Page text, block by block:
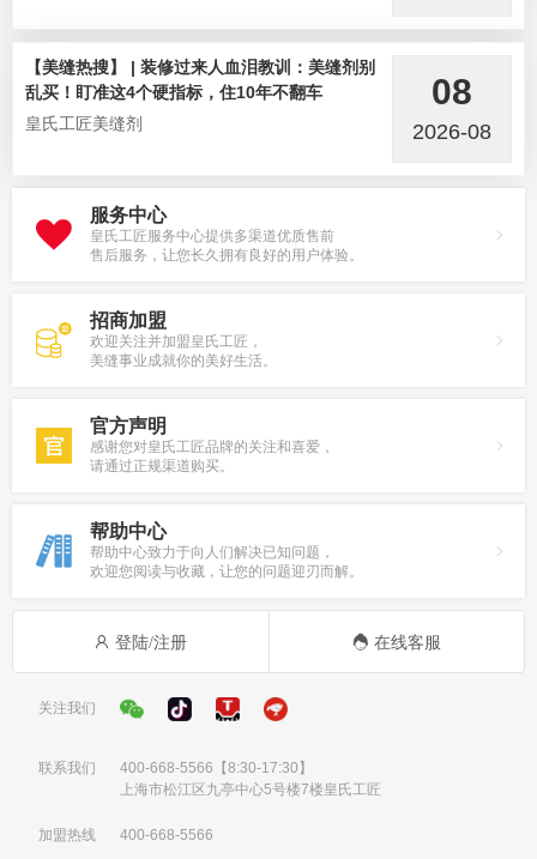
【美缝热搜】 | 装修过来人血泪教训：美缝剂别
乱买！盯准这4个硬指标，住10年不翻车
皇氏工匠美缝剂
08
2026-08
服务中心
皇氏工匠服务中心提供多渠道优质售前
售后服务，让您长久拥有良好的用户体验。
招商加盟
欢迎关注并加盟皇氏工匠，
美缝事业成就你的美好生活。
官方声明
感谢您对皇氏工匠品牌的关注和喜爱，
请通过正规渠道购买。
帮助中心
帮助中心致力于向人们解决已知问题，
欢迎您阅读与收藏，让您的问题迎刃而解。
登陆/注册 在线客服
关注我们
联系我们 400-668-5566 【8:30-17:30】
上海市松江区九亭中心5号楼7楼皇氏工匠
加盟热线 400-668-5566